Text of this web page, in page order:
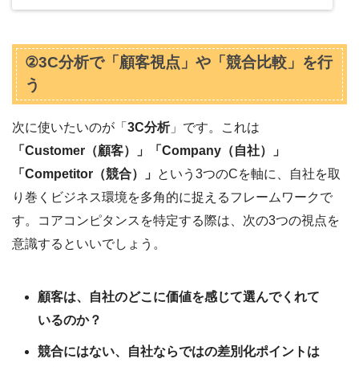
②3C分析で「顧客視点」や「競合比較」を行
う
次に使いたいのが「 3C分析」です。これは
「Customer（顧客）」「Company（自社）」
「Competitor（競合）」 という3つのCを軸に、自社を取
り巻くビジネス環境を多角的に捉えるフレームワークで
す。コアコンピタンスを特定する際は、次の3つの視点を
意識するといいでしょう。
顧客は、自社のどこに価値を感じて選んでくれて
いるのか？
競合にはない、自社ならではの差別化ポイントは